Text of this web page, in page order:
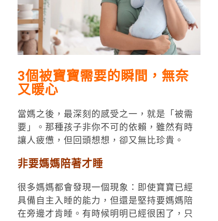
3個被寶寶需要的瞬間，無奈
又暖心
當媽之後，最深刻的感受之一，就是「被需
要」。那種孩子非你不可的依賴，雖然有時
讓人疲憊，但回頭想想，卻又無比珍貴。
非要媽媽陪著才睡
很多媽媽都會發現一個現象：即使寶寶已經
具備自主入睡的能力，但還是堅持要媽媽陪
在旁邊才肯睡。有時候明明已經很困了，只